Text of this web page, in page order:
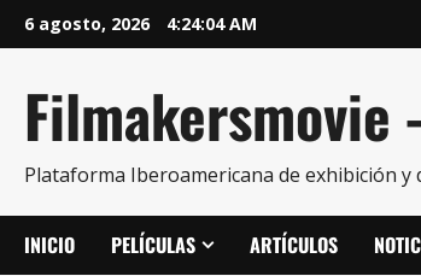
6 agosto, 2026 4:24:05 AM
Filmakersmovie
Plataforma Iberoamericana de exhibición
INICIO PELÍCULAS ARTÍCULOS